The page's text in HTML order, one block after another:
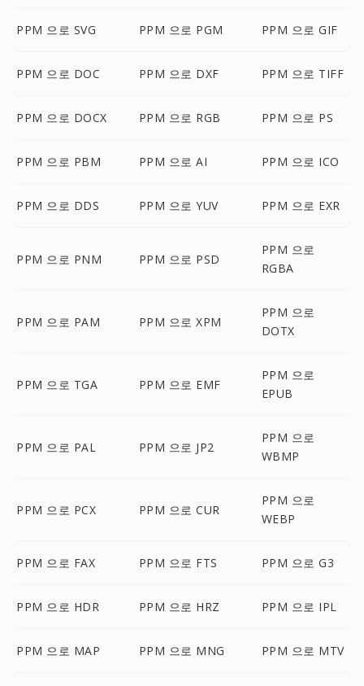
PPM 으로 SVG PPM 으로 PGM PPM 으로 GIF
PPM 으로 DOC PPM 으로 DXF PPM 으로 TIFF
PPM 으로 DOCX PPM 으로 RGB PPM 으로 PS
PPM 으로 PBM PPM 으로 AI PPM 으로 ICO
PPM 으로 DDS PPM 으로 YUV PPM 으로 EXR
PPM 으로 PNM PPM 으로 PSD
PPM 으로
RGBA
PPM 으로 PAM PPM 으로 XPM
PPM 으로
DOTX
PPM 으로 TGA PPM 으로 EMF
PPM 으로
EPUB
PPM 으로 PAL PPM 으로 JP2
PPM 으로
WBMP
PPM 으로 PCX PPM 으로 CUR
PPM 으로
WEBP
PPM 으로 FAX PPM 으로 FTS PPM 으로 G3
PPM 으로 HDR PPM 으로 HRZ PPM 으로 IPL
PPM 으로 MAP PPM 으로 MNG PPM 으로 MTV